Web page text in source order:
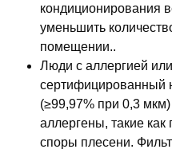
кондиционирования
уменьшить
помещении..
Люди с аллергией
сертифицированный
(≥99,97% при 0,3
аллергены, такие
споры плесени.